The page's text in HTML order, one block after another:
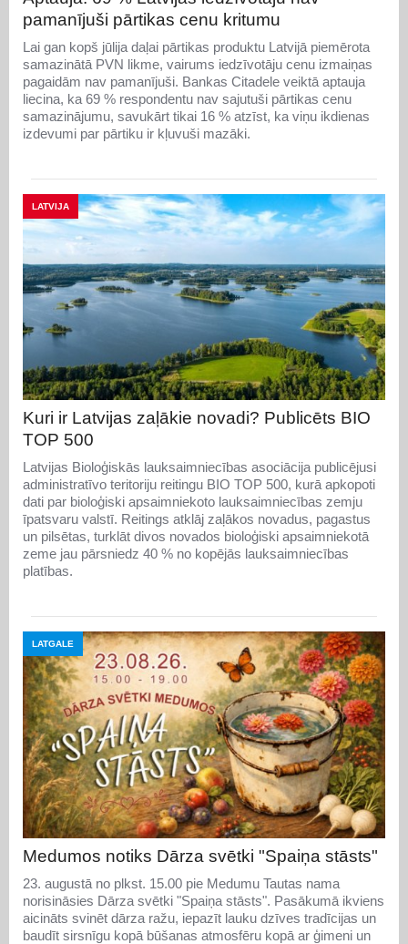
pamanījuši pārtikas cenu kritumu
Lai gan kopš jūlija daļai pārtikas produktu Latvijā piemērota
samazinātā PVN likme, vairums iedzīvotāju cenu izmaiņas
pagaidām nav pamanījuši. Bankas Citadele veiktā aptauja
liecina, ka 69 % respondentu nav sajutuši pārtikas cenu
samazinājumu, savukārt tikai 16 % atzīst, ka viņu ikdienas
izdevumi par pārtiku ir kļuvuši mazāki.
LATVIJA
Kuri ir Latvijas zaļākie novadi? Publicēts BIO
TOP 500
Latvijas Bioloģiskās lauksaimniecības asociācija publicējusi
administratīvo teritoriju reitingu BIO TOP 500, kurā apkopoti
dati par bioloģiski apsaimniekoto lauksaimniecības zemju
īpatsvaru valstī. Reitings atklāj zaļākos novadus, pagastus
un pilsētas, turklāt divos novados bioloģiski apsaimniekotā
zeme jau pārsniedz 40 % no kopējās lauksaimniecības
platības.
LATGALE
Medumos notiks Dārza svētki "Spaiņa stāsts"
23. augustā no plkst. 15.00 pie Medumu Tautas nama
norisināsies Dārza svētki "Spaiņa stāsts". Pasākumā ikviens
aicināts svinēt dārza ražu, iepazīt lauku dzīves tradīcijas un
baudīt sirsnīgu kopā būšanas atmosfēru kopā ar ģimeni un